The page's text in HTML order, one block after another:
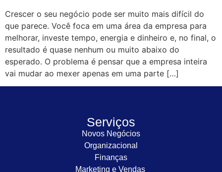
Crescer o seu negócio pode ser muito mais difícil do
que parece. Você foca em uma área da empresa para
melhorar, investe tempo, energia e dinheiro e, no final, o
resultado é quase nenhum ou muito abaixo do
esperado. O problema é pensar que a empresa inteira
vai mudar ao mexer apenas em uma parte […]
Serviços
Novos Negócios
Organizacional
Finanças
Marketing e Vendas